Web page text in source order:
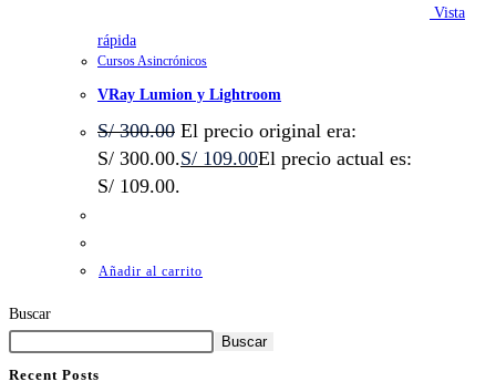
Vista
rápida
Cursos Asincrónicos
VRay Lumion y Lightroom
S/300.00 El precio original era:
S/ 300.00.S/ 109.00El precio actual es:
S/ 109.00.
Añadir al carrito
Buscar
Buscar
Recent Posts